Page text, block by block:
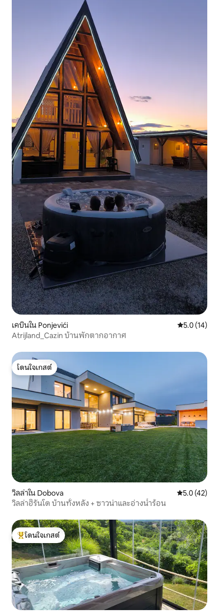
เคบินใน Ponjevići คะแนนเฉลี่ย
5.0 (14)
Atrijland_Cazin บ้านพักตากอากาศ
โดนใจเกสต์
โดนใจเกสต์
วิลล่าใน Dobova คะแนนเฉลี่ย
5.0 (42)
วิลล่าฮิรันโด บ้านทั้งหลัง + ซาวน่าและอ่างน้ำร้อน
โดนใจเกสต์ที่สุด
โดนใจเกสต์